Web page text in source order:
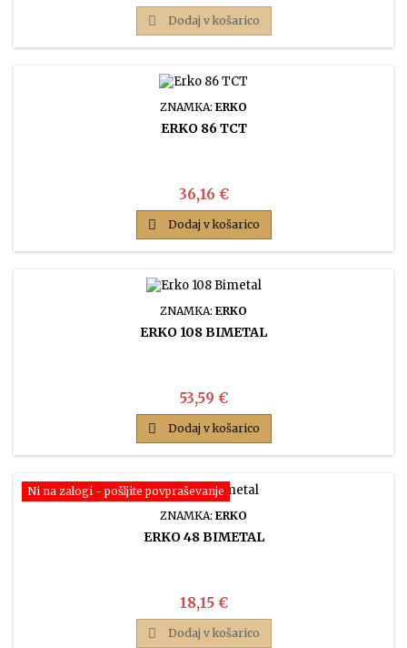
 Dodaj v košarico
ZNAMKA: ERKO
ERKO 86 TCT
Cena
36,16 €
 Dodaj v košarico
ZNAMKA: ERKO
ERKO 108 BIMETAL
Cena
53,59 €
 Dodaj v košarico
Ni na zalogi - pošljite povpraševanje
ZNAMKA: ERKO
ERKO 48 BIMETAL
Cena
18,15 €
 Dodaj v košarico